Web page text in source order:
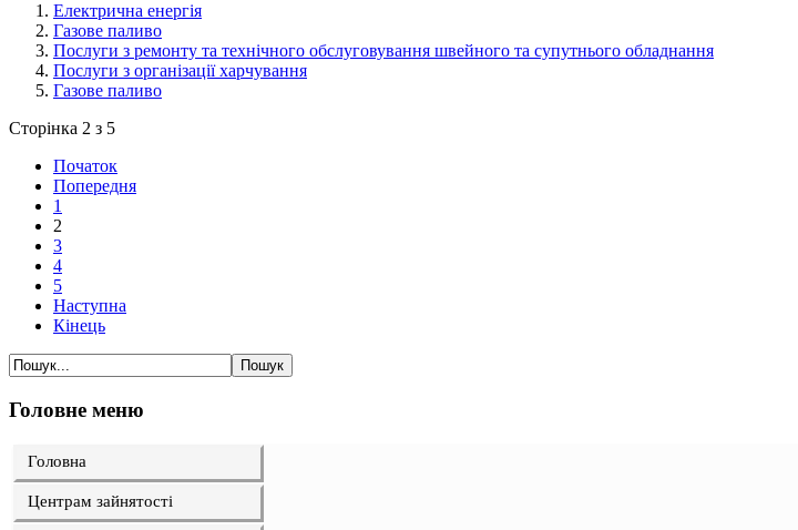
Електрична енергія
Газове паливо
Послуги з ремонту та технічного обслуговування швейного та супутнього обладнання
Послуги з організації харчування
Газове паливо
Сторінка 2 з 5
Початок
Попередня
1
2
3
4
5
Наступна
Кінець
Головне меню
Головна
Центрам зайнятості